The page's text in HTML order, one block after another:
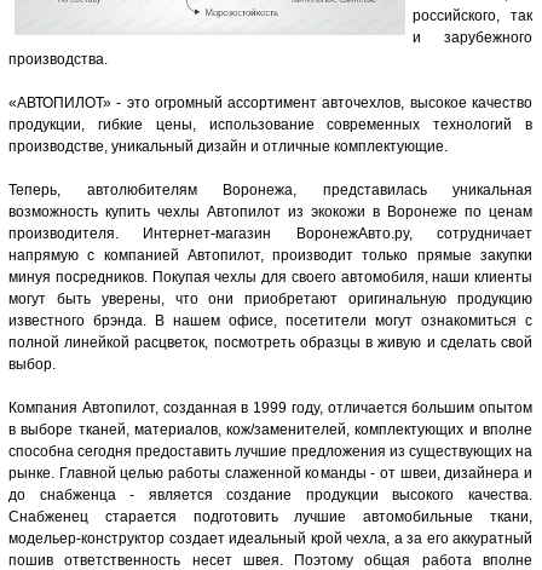
российского, так
и зарубежного
производства.
«АВТОПИЛОТ» - это огромный ассортимент авточехлов, высокое качество
продукции, гибкие цены, использование современных технологий в
производстве, уникальный дизайн и отличные комплектующие.
Теперь, автолюбителям Воронежа, представилась уникальная
возможность купить чехлы Автопилот из экокожи в Воронеже по ценам
производителя. Интернет-магазин ВоронежАвто.ру, сотрудничает
напрямую с компанией Автопилот, производит только прямые закупки
минуя посредников. Покупая чехлы для своего автомобиля, наши клиенты
могут быть уверены, что они приобретают оригинальную продукцию
известного брэнда. В нашем офисе, посетители могут ознакомиться с
полной линейкой расцветок, посмотреть образцы в живую и сделать свой
выбор.
Компания Автопилот, созданная в 1999 году, отличается большим опытом
в выборе тканей, материалов, кож/заменителей, комплектующих и вполне
способна сегодня предоставить лучшие предложения из существующих на
рынке. Главной целью работы слаженной команды - от швеи, дизайнера и
до снабженца - является создание продукции высокого качества.
Снабженец старается подготовить лучшие автомобильные ткани,
модельер-конструктор создает идеальный крой чехла, а за его аккуратный
пошив ответственность несет швея. Поэтому общая работа вполне